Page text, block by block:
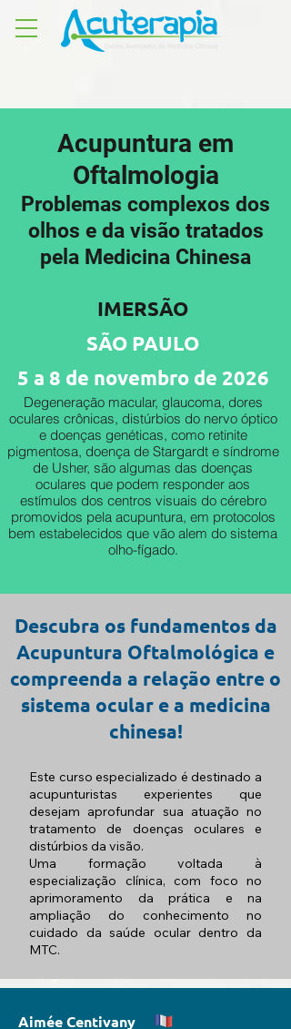
Acupuntura em
Oftalmologia
Problemas complexos dos
olhos e da visão tratados
pela Medicina Chinesa
IMERSÃO
SÃO PAULO
5 a 8 de novembro de 2026
Degeneração macular, glaucoma, dores
oculares crônicas, distúrbios do nervo óptico
e doenças genéticas, como retinite
pigmentosa, doença de Stargardt e síndrome
de Usher, são algumas das doenças
oculares que podem responder aos
estímulos dos centros visuais do cérebro
promovidos pela acupuntura, em protocolos
bem estabelecidos que vão alem do sistema
olho-fígado.
Descubra os fundamentos da
Acupuntura Oftalmológica e
compreenda a relação entre o
sistema ocular e a medicina
chinesa!
Este curso especializado é destinado a
acupunturistas experientes que
desejam aprofundar sua atuação no
tratamento de doenças oculares e
distúrbios da visão.
Uma formação voltada à
especialização clínica, com foco no
aprimoramento da prática e na
ampliação do conhecimento no
cuidado da saúde ocular dentro da
MTC.
Aimée Centivany